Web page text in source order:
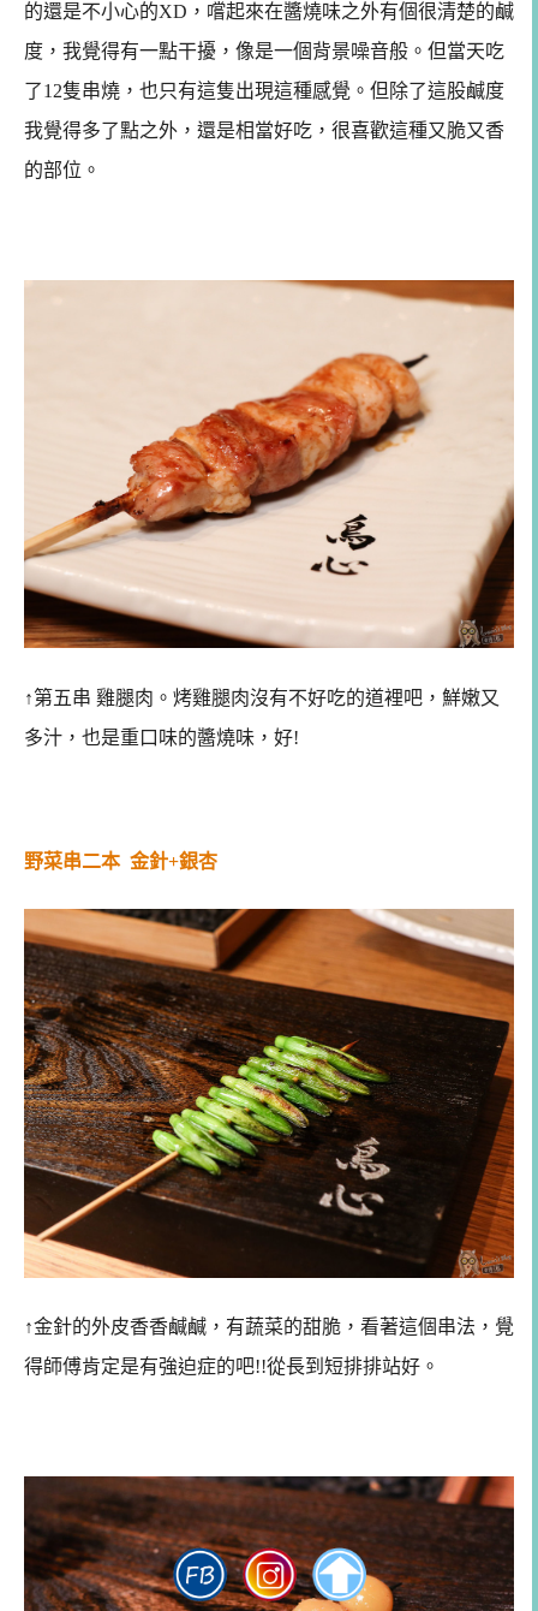
的還是不小心的XD，嚐起來在醬燒味之外有個很清楚的鹹
度，我覺得有一點干擾，像是一個背景噪音般。但當天吃
了12隻串燒，也只有這隻出現這種感覺。但除了這股鹹度
我覺得多了點之外，還是相當好吃，很喜歡這種又脆又香
的部位。
↑第五串 雞腿肉。烤雞腿肉沒有不好吃的道裡吧，鮮嫩又
多汁，也是重口味的醬燒味，好!
野菜串二本 金針+銀杏
↑金針的外皮香香鹹鹹，有蔬菜的甜脆，看著這個串法，覺
得師傅肯定是有強迫症的吧!!從長到短排排站好。